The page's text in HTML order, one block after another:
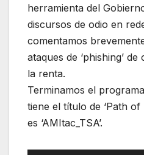
herramienta del
discursos de odio en
comentamos
ataques de ‘phishing’
la renta.
Terminamos el
tiene el título de ‘Path
es ‘AMItac_TSA’.